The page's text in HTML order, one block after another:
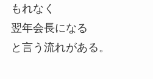
もれなく
翌年会長になる
と言う流れがある。